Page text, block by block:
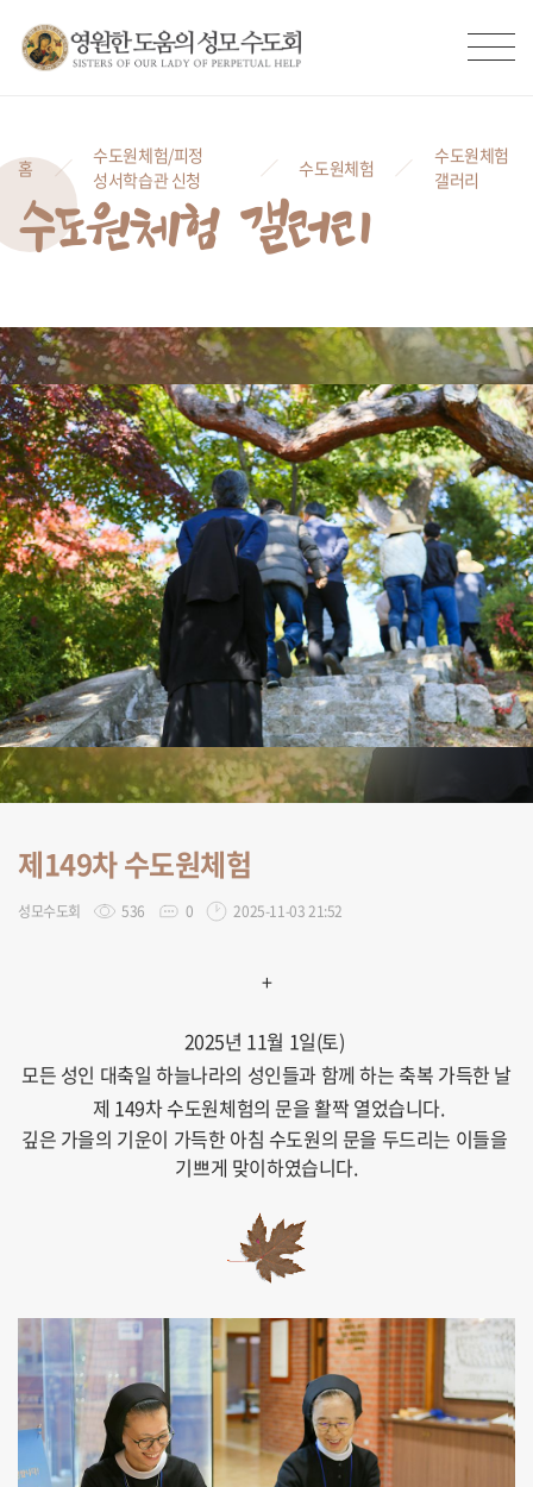
홈
수도원체험/피정
성서학습관 신청
수도원체험
수도원체험
갤러리
수도원체험 갤러리
제149차 수도원체험
성모수도회 536 0 2025-11-03 21:52
+
2025년 11월 1일(토)
모든 성인 대축일 하늘나라의 성인들과 함께 하는 축복 가득한 날
제 149차 수도원체험의 문을 활짝 열었습니다.
깊은 가을의 기운이 가득한 아침 수도원의 문을 두드리는 이들을
기쁘게 맞이하였습니다.